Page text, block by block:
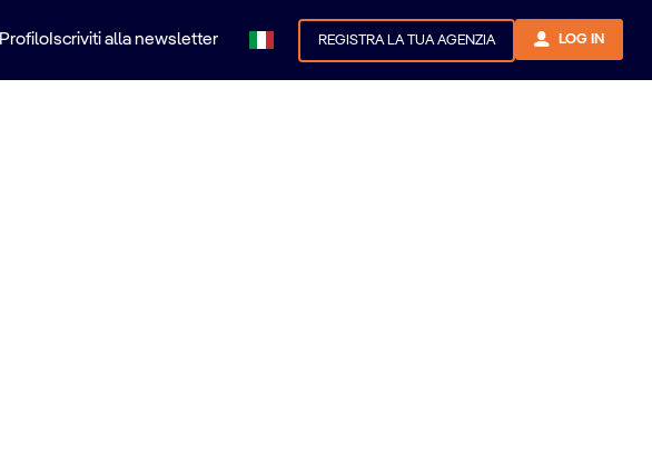
ProfiloIscriviti alla newsletter REGISTRA LA TUA AGENZIA LOG IN